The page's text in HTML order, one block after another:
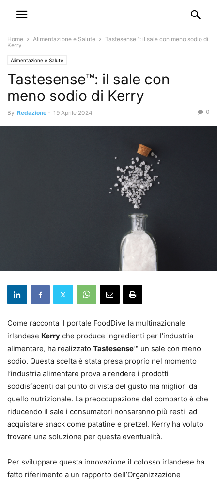
Home Alimentazione e Salute
Tastesense™: il sale con meno sodio di
Kerry
Alimentazione e Salute
Tastesense™: il sale con
meno sodio di Kerry
By Redazione - 19 Aprile 2024 0
Come racconta il portale FoodDive la multinazionale
irlandese Kerry che produce ingredienti per l’industria
alimentare, ha realizzato Tastesense™ un sale con meno
sodio. Questa scelta è stata presa proprio nel momento
l’industria alimentare prova a rendere i prodotti
soddisfacenti dal punto di vista del gusto ma migliori da
quello nutrizionale. La preoccupazione del comparto è che
riducendo il sale i consumatori nonsaranno più restii ad
acquistare snack come patatine e pretzel. Kerry ha voluto
trovare una soluzione per questa eventualità.
Per sviluppare questa innovazione il colosso irlandese ha
fatto riferimento a un rapporto dell’Organizzazione